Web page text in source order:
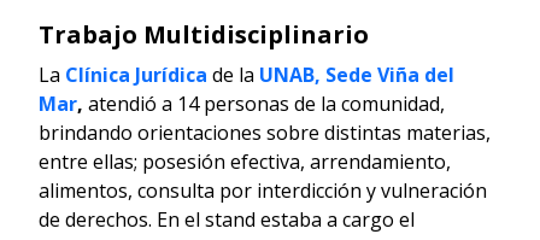
Trabajo Multidisciplinario
La Clínica Jurídica de la UNAB, Sede Viña del
Mar, atendió a 14 personas de la comunidad,
brindando orientaciones sobre distintas materias,
entre ellas; posesión efectiva, arrendamiento,
alimentos, consulta por interdicción y vulneración
de derechos. En el stand estaba a cargo el